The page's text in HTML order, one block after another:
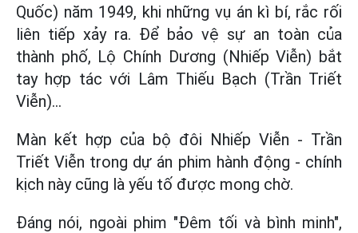
Quốc) năm 1949, khi những vụ án kì bí, rắc rối
liên tiếp xảy ra. Để bảo vệ sự an toàn của
thành phố, Lộ Chính Dương (Nhiếp Viễn) bắt
tay hợp tác với Lâm Thiếu Bạch (Trần Triết
Viễn)...
Màn kết hợp của bộ đôi Nhiếp Viễn - Trần
Triết Viễn trong dự án phim hành động - chính
kịch này cũng là yếu tố được mong chờ.
Đáng nói, ngoài phim "Đêm tối và bình minh",